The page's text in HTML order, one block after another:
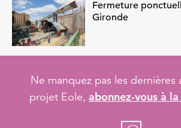
Fermeture
Gironde
Ne manquez pas les dernières
projet Eole, abonnez-vous à